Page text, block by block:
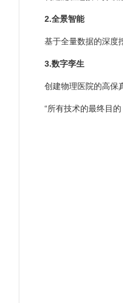
2.全景智能
基于全量数据的深度
3.数字孪生
创建物理医院的高保
“所有技术的最终目